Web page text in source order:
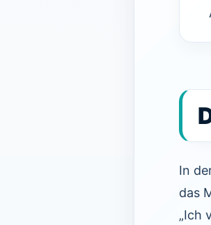
In
das
„Ich